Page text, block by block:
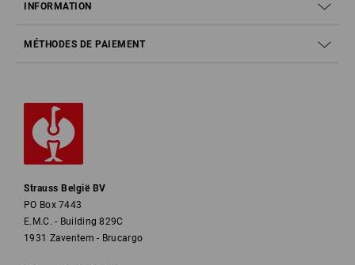
INFORMATION
MÉTHODES DE PAIEMENT
Strauss België BV
PO Box 7443
E.M.C. - Building 829C
1931 Zaventem - Brucargo